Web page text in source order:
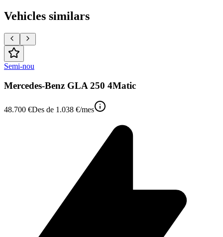
Vehicles similars
Semi-nou
Mercedes-Benz GLA 250 4Matic
48.700 €Des de 1.038 €/mes